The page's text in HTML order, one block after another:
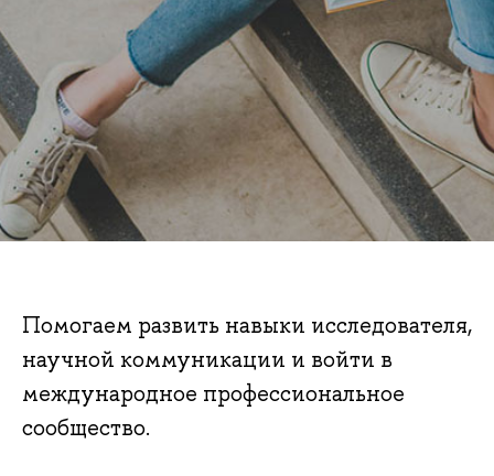
Помогаем развить навыки исследователя,
научной коммуникации и войти в
международное профессиональное
сообщество.